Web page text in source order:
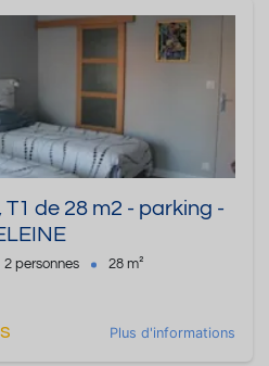
de 28 m2 - parking -
2 personnes 28 m²
Plus d'informations